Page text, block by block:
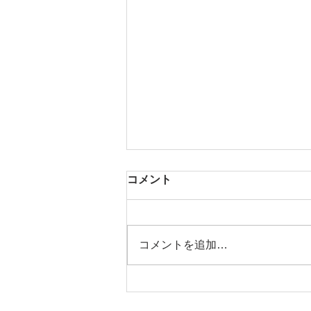
芳醇な香り
コメント
コメントを追加…